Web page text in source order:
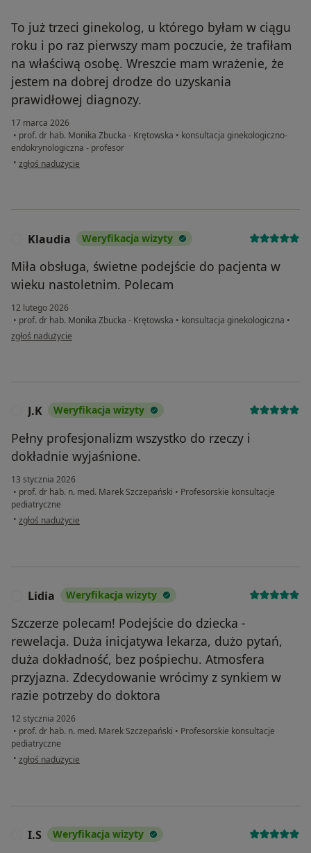
To już trzeci ginekolog, u którego byłam w ciągu
roku i po raz pierwszy mam poczucie, że trafiłam
na właściwą osobę. Wreszcie mam wrażenie, że
jestem na dobrej drodze do uzyskania
prawidłowej diagnozy.
17 marca 2026
• prof. dr hab. Monika Zbucka - Krętowska • konsultacja ginekologiczno-
endokrynologiczna - profesor
• w opinii użytkownika BS
zgłoś nadużycie
Klaudia Weryfikacja wizyty
Miła obsługa, świetne podejście do pacjenta w
wieku nastoletnim. Polecam
12 lutego 2026
• prof. dr hab. Monika Zbucka - Krętowska • konsultacja ginekologiczna •
w opinii użytkownika Klaudia
zgłoś nadużycie
J.K Weryfikacja wizyty
Pełny profesjonalizm wszystko do rzeczy i
dokładnie wyjaśnione.
13 stycznia 2026
• prof. dr hab. n. med. Marek Szczepański • Profesorskie konsultacje
pediatryczne
• w opinii użytkownika J.K
zgłoś nadużycie
Lidia Weryfikacja wizyty
Szczerze polecam! Podejście do dziecka -
rewelacja. Duża inicjatywa lekarza, dużo pytań,
duża dokładność, bez pośpiechu. Atmosfera
przyjazna. Zdecydowanie wrócimy z synkiem w
razie potrzeby do doktora
12 stycznia 2026
• prof. dr hab. n. med. Marek Szczepański • Profesorskie konsultacje
pediatryczne
• w opinii użytkownika Lidia
zgłoś nadużycie
I.S Weryfikacja wizyty